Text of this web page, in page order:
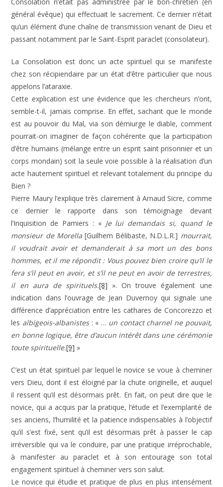
général évêque) qui effectuait le sacrement. Ce dernier n’était
qu’un élément d’une chaîne de transmission venant de Dieu et
passant notamment par le Saint-Esprit paraclet (consolateur).
La Consolation est donc un acte spirituel qui se manifeste
chez son récipiendaire par un état d’être particulier que nous
appelons l’ataraxie.
Cette explication est une évidence que les chercheurs n’ont,
semble-t-il, jamais comprise. En effet, sachant que le monde
est au pouvoir du Mal, via son démiurge le diable, comment
pourrait-on imaginer de façon cohérente que la participation
d’être humains (mélange entre un esprit saint prisonnier et un
corps mondain) soit la seule voie possible à la réalisation d’un
acte hautement spirituel et relevant totalement du principe du
Bien ?
Pierre Maury l’explique très clairement à Arnaud Sicre, comme
ce dernier le rapporte dans son témoignage devant
l’Inquisition de Pamiers : « Je lui demandais si, quand le
monsieur de Morella [Guilhem Bélibaste, N.D.L.R.] mourrait,
il voudrait avoir et demanderait à sa mort un des bons
hommes, et il me répondit : Vous pouvez bien croire qu’il le
fera s’il peut en avoir, et s’il ne peut en avoir de terrestres,
il en aura de spirituels.[8] ». On trouve également une
indication dans l’ouvrage de Jean Duvernoy qui signale une
différence d’appréciation entre les cathares de Concorezzo et
les albigeois-albanistes : « … un contact charnel ne pouvait,
en bonne logique, être d’aucun intérêt dans une cérémonie
toute spirituelle.[9] »
C’est un état spirituel par lequel le novice se voue à cheminer
vers Dieu, dont il est éloigné par la chute originelle, et auquel
il ressent qu’il est désormais prêt. En fait, on peut dire que le
novice, qui a acquis par la pratique, l’étude et l’exemplarité de
ses anciens, l’humilité et la patience indispensables à l’objectif
qu’il s’est fixé, sent qu’il est désormais prêt à passer le cap
irréversible qui va le conduire, par une pratique irréprochable,
à manifester au paraclet et à son entourage son total
engagement spirituel à cheminer vers son salut.
Le novice qui étudie et pratique de plus en plus intensément